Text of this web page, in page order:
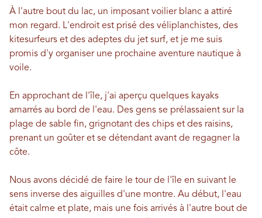
À l'autre bout du lac, un imposant voilier blanc a attiré
mon regard. L'endroit est prisé des véliplanchistes, des
kitesurfeurs et des adeptes du jet surf, et je me suis
promis d'y organiser une prochaine aventure nautique à
voile.
En approchant de l'île, j'ai aperçu quelques kayaks
amarrés au bord de l'eau. Des gens se prélassaient sur la
plage de sable fin, grignotant des chips et des raisins,
prenant un goûter et se détendant avant de regagner la
côte.
Nous avons décidé de faire le tour de l'île en suivant le
sens inverse des aiguilles d'une montre. Au début, l'eau
était calme et plate, mais une fois arrivés à l'autre bout de